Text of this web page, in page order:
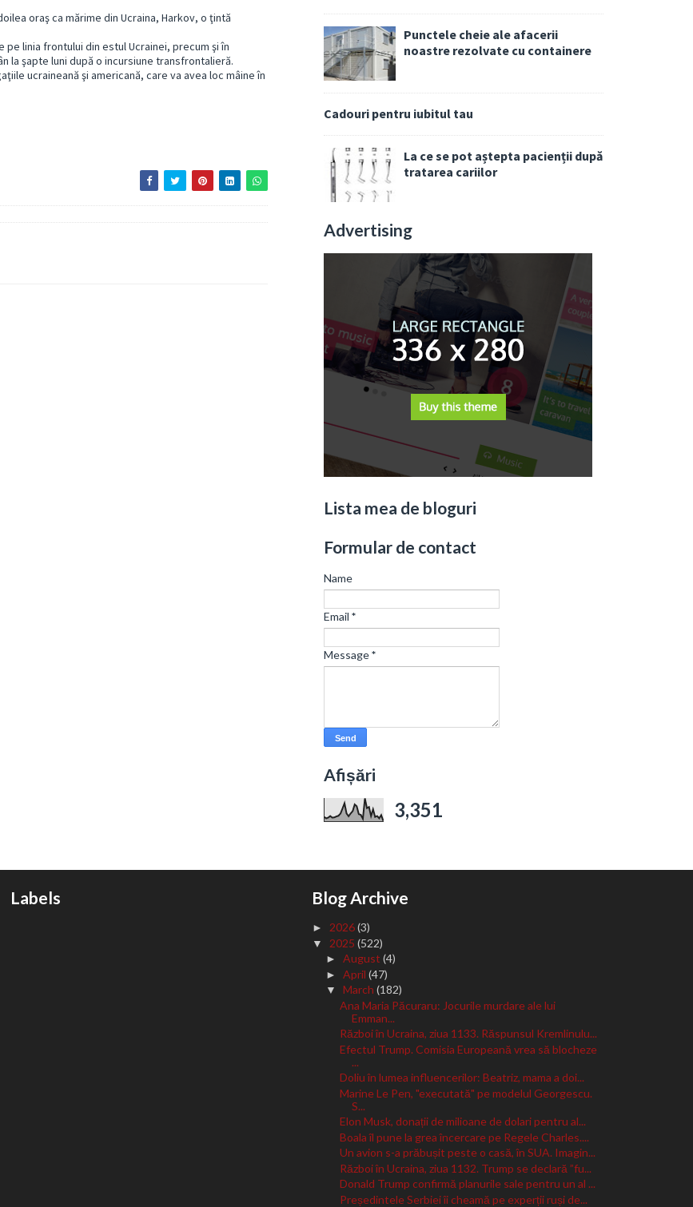
oraş ca mărime din Ucraina, Harkov, o ţintă
linia frontului din estul Ucrainei, precum şi în
la şapte luni după o incursiune transfrontalieră.
ucraineană şi americană, care va avea loc mâine în
Punctele cheie ale afacerii
noastre rezolvate cu containere
Cadouri pentru iubitul tau
La ce se pot aștepta pacienții după
tratarea cariilor
Advertising
Lista mea de bloguri
Formular de contact
Name
Email *
Message*
Afișări
3,351
Labels Blog Archive
►2026(3)
▼ 2025(522)
►August(4)
►April(47)
▼March(182)
Ana Maria Păcuraru: Jocurile murdare ale lui
Emman...
Război în Ucraina, ziua 1133. Răspunsul Kremlinulu...
Efectul Trump. Comisia Europeană vrea să blocheze
...
Doliu în lumea influencerilor: Beatriz, mama a doi...
Marine Le Pen, "executată" pe modelul Georgescu.
S...
Elon Musk, donații de milioane de dolari pentru al...
Boala îl pune la grea încercare pe Regele Charles....
Un avion s-a prăbușit peste o casă, în SUA. Imagin...
Război în Ucraina, ziua 1132. Trump se declară ”fu...
Donald Trump confirmă planurile sale pentru un al ...
Președintele Serbiei îi cheamă pe experții ruși de...